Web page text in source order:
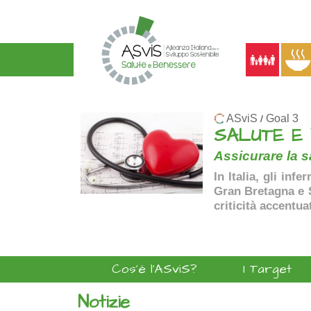
ASviS / Goal 3
SALUTE E
Assicurare la
In Italia, gli
Gran Bretagna e
criticità
Cos'è l'ASviS? I Target
Notizie